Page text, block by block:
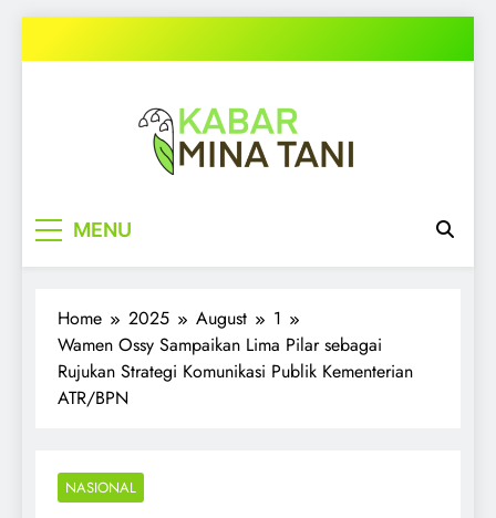
to
MENU
Home 2025 August
1
Wamen Ossy Sampaikan Lima Pilar sebagai
Rujukan Strategi Komunikasi Publik Kementerian
ATR/BPN
NASIONAL